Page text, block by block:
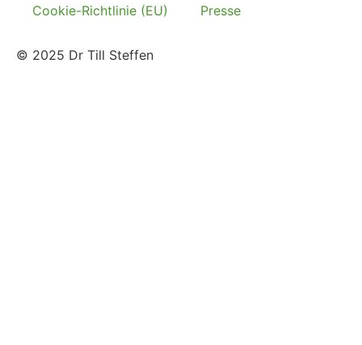
Cookie-Richtlinie (EU) Presse
© 2025 Dr Till Steffen